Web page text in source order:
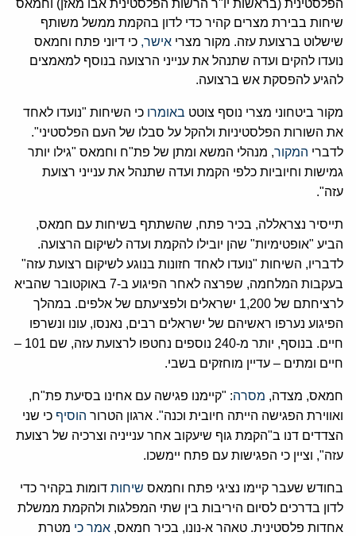
הפלסטינית (בראשות יו"ר הרשות הפלסטינית אבו מאזן) וחמאס
שיחות בבירת מצרים קהיר כדי לדון בהקמת ממשל משותף
שישלוט ברצועת עזה. מקור מצרי ‏ ‏אישר,‏ ‏ כי דיוני פתח וחמאס
נועדו להקים ועדה שתנהל את ענייני הרצועה בנוסף למאמצים
להגיע להפסקת אש ברצועה.‏
‏מקור ביטחוני מצרי נוסף צוטט ‏ ‏באומרו‏ ‏ כי השיחות "נועדו לאחד
את השורות הפלסטיניות ולהקל על סבלו של העם הפלסטיני".
לדברי ‏ ‏המקור‏‏, מנהלי המשא ומתן של פת"ח וחמאס "גילו יותר
גמישות וחיוביות כלפי הקמת ועדה שתנהל את ענייני רצועת
עזה".‏
‏תייסיר נצראללה, בכיר פתח, שהשתתף בשיחות עם חמאס,
הביע "אופטימיות" שהן יובילו להקמת ועדה לשיקום הרצועה.
לדבריו, השיחות "נועדו לאחד חזונות בנוגע לשיקום רצועת עזה"
בעקבות המלחמה, שפרצה לאחר הפיגוע ב-7 באוקטובר שהביא
לרציחתם של 1,200 ישראלים ולפציעתם של אלפים. במהלך
הפיגוע נערפו ראשיהם של ישראלים רבים, נאנסו, עונו ונשרפו
חיים. בנוסף, יותר מ-240 נוספים נחטפו לרצועת עזה, שם 101 –
חיים ומתים – עדיין מוחזקים בשבי.‏
‏חמאס, מצדה, ‏ ‏מסרה‏‏: "קיימנו פגישה עם אחינו בסיעת פת"ח,
ואווירת הפגישה הייתה חיובית וכנה". ארגון הטרור ‏ ‏הוסיף‏ ‏ כי שני
הצדדים דנו ב"הקמת גוף שיעקוב אחר ענייניה וצרכיה של רצועת
עזה", וציין כי הפגישות עם פתח יימשכו.‏
‏בחודש שעבר קיימו נציגי פתח וחמאס ‏ ‏שיחות‏ ‏ דומות בקהיר כדי
לדון בדרכים לסיום היריבות בין שתי המפלגות ולהקמת ממשלת
אחדות פלסטינית. טאהר א-נונו, בכיר חמאס, ‏ ‏אמר כי‏ ‏ מטרת